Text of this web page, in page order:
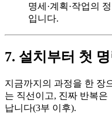
명세·계획·작업의
입니다.
7. 설치부터 첫
지금까지의 과정을 한 장
는 직선이고, 진짜 반복은
납니다(3부 이후).